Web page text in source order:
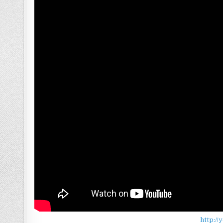
http://